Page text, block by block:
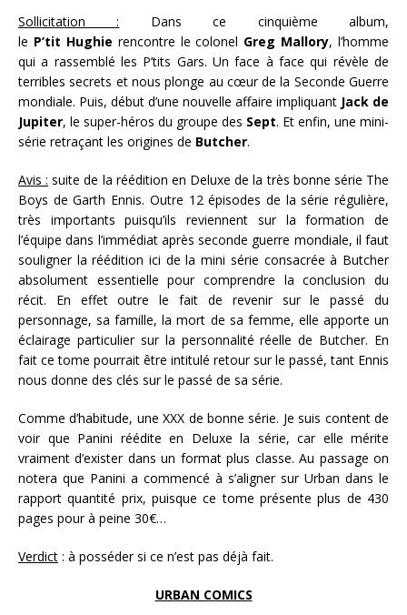
Sollicitation : Dans ce cinquième album,
le P’tit Hughie rencontre le colonel Greg Mallory, l’homme
qui a rassemblé les P’tits Gars. Un face à face qui révèle de
terribles secrets et nous plonge au cœur de la Seconde Guerre
mondiale. Puis, début d’une nouvelle affaire impliquant Jack de
Jupiter, le super-héros du groupe des Sept. Et enfin, une mini-
série retraçant les origines de Butcher.
Avis : suite de la réédition en Deluxe de la très bonne série The
Boys de Garth Ennis. Outre 12 épisodes de la série régulière,
très importants puisqu’ils reviennent sur la formation de
l’équipe dans l’immédiat après seconde guerre mondiale, il faut
souligner la réédition ici de la mini série consacrée à Butcher
absolument essentielle pour comprendre la conclusion du
récit. En effet outre le fait de revenir sur le passé du
personnage, sa famille, la mort de sa femme, elle apporte un
éclairage particulier sur la personnalité réelle de Butcher. En
fait ce tome pourrait être intitulé retour sur le passé, tant Ennis
nous donne des clés sur le passé de sa série.
Comme d’habitude, une XXX de bonne série. Je suis content de
voir que Panini réédite en Deluxe la série, car elle mérite
vraiment d’exister dans un format plus classe. Au passage on
notera que Panini a commencé à s’aligner sur Urban dans le
rapport quantité prix, puisque ce tome présente plus de 430
pages pour à peine 30€…
Verdict : à posséder si ce n’est pas déjà fait.
URBAN COMICS